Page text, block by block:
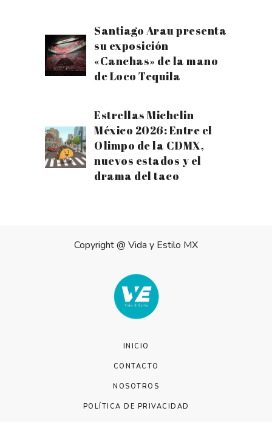
Santiago Arau presenta
su exposición
«Canchas» de la mano
de Loco Tequila
Estrellas Michelin
México 2026: Entre el
Olimpo de la CDMX,
nuevos estados y el
drama del taco
Copyright @ Vida y Estilo MX
INICIO
CONTACTO
NOSOTROS
POLÍTICA DE PRIVACIDAD